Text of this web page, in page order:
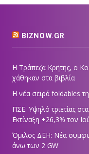
BIZNOW.GR
Η Τράπεζα Κρήτης, ο
χάθηκαν στα βιβλία
Η νέα σειρά foldables
ΠΣΕ: Υψηλό τριετίας
Εκτίναξη +26,3% τον
Όμιλος ΔΕΗ: Νέα
άνω των 2 GW